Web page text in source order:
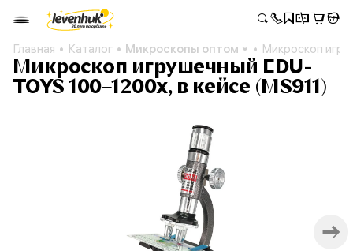
Главная Каталог Микроскопы оптом Микроскоп
Микроскоп игрушечный EDU-
TOYS 100–1200x, в кейсе (MS911)